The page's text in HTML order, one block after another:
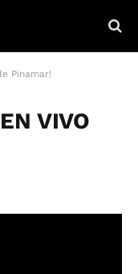
Pinamar!
VIVO